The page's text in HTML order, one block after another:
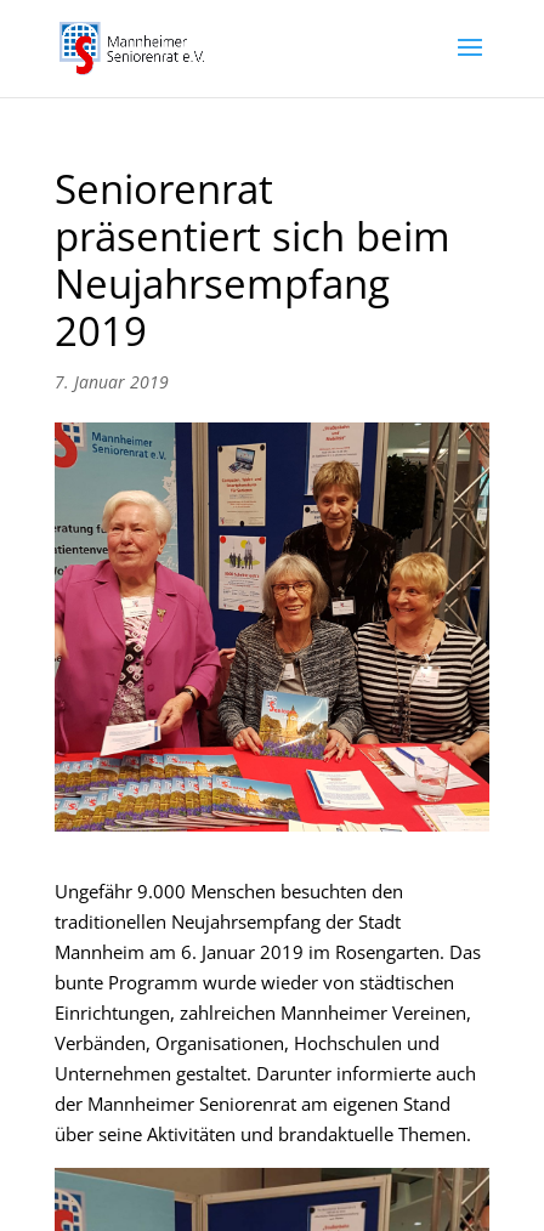
Seniorenrat
präsentiert sich beim
Neujahrsempfang
2019
7. Januar 2019
Ungefähr 9.000 Menschen besuchten den
traditionellen Neujahrsempfang der Stadt
Mannheim am 6. Januar 2019 im Rosengarten. Das
bunte Programm wurde wieder von städtischen
Einrichtungen, zahlreichen Mannheimer Vereinen,
Verbänden, Organisationen, Hochschulen und
Unternehmen gestaltet. Darunter informierte auch
der Mannheimer Seniorenrat am eigenen Stand
über seine Aktivitäten und brandaktuelle Themen.